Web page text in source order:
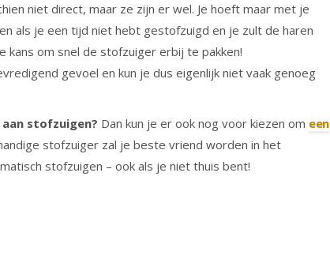
niet direct, maar ze zijn er wel. Je hoeft maar met je
als je een tijd niet hebt gestofzuigd en je zult de haren
kans om snel de stofzuiger erbij te pakken!
gevoel en kun je dus eigenlijk niet vaak genoeg
stofzuigen? Dan kun je er ook nog voor kiezen om een
stofzuiger zal je beste vriend worden in het
stofzuigen – ook als je niet thuis bent!